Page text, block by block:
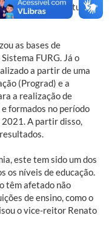
Martins, na abertura
as bases de
FURG. Já o
a partir de uma
(Prograd) e a
a realização de
formados no período
A partir disso,
este tem sido um dos
os níveis de educação.
têm afetado não
de ensino, como o
o vice-reitor Renato